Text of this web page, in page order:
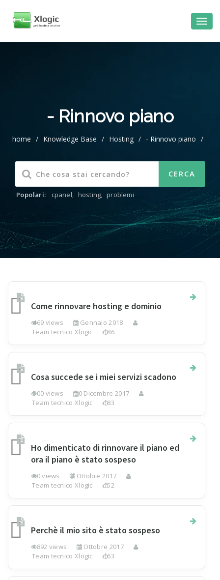
contenuto
- Rinnovo piano
home / Knowledge Base / Hosting / - Rinnovo piano /
Popolari: cpanel, hosting, problemi
Come rinnovare hosting e dominio
469 views
3 Gennaio 2018
Team tecnico Xlogic
186
Cosa succede se i miei servizi scadono
500 views
20 Dicembre 2017
Team tecnico Xlogic
183
Ho dimenticato di rinnovare il piano ed
ora il piano è stato sospeso
80 views
3 Ottobre 2017
Team tecnico Xlogic
152
Perchè il mio sito è stato sospeso
1892 views
3 Ottobre 2017
Team tecnico Xlogic
163